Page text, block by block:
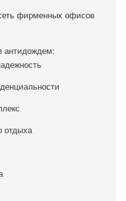
фирменных офисов
антидождем:
отдыха